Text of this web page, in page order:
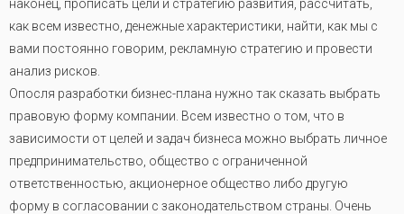
наконец, прописать цели и стратегию развития, рассчитать,
как всем известно, денежные характеристики, найти, как мы с
вами постоянно говорим, рекламную стратегию и провести
анализ рисков.
Опосля разработки бизнес-плана нужно так сказать выбрать
правовую форму компании. Всем известно о том, что в
зависимости от целей и задач бизнеса можно выбрать личное
предпринимательство, общество с ограниченной
ответственностью, акционерное общество либо другую
форму в согласовании с законодательством страны. Очень